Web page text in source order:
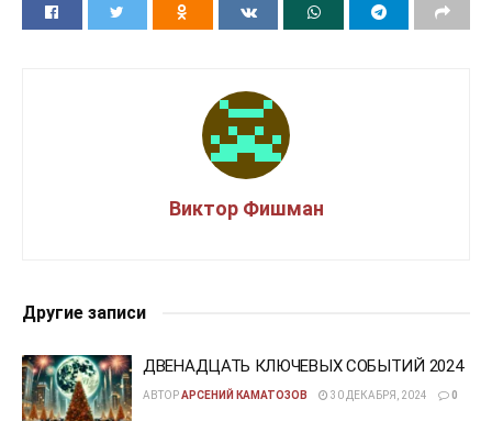
Виктор Фишман
Другие записи
ДВЕНАДЦАТЬ КЛЮЧЕВЫХ СОБЫТИЙ 2024
АВТОРАРСЕНИЙ КАМАТОЗОВ 30 ДЕКАБРЯ, 2024 0